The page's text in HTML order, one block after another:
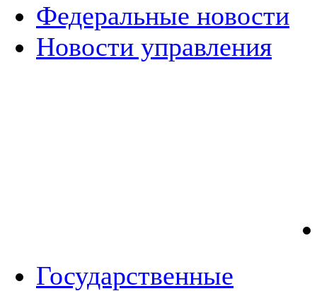
Федеральные новости
Новости управления
Государственные